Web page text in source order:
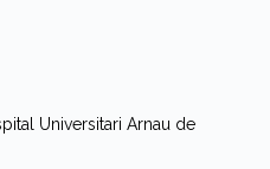
Universitari Arnau de